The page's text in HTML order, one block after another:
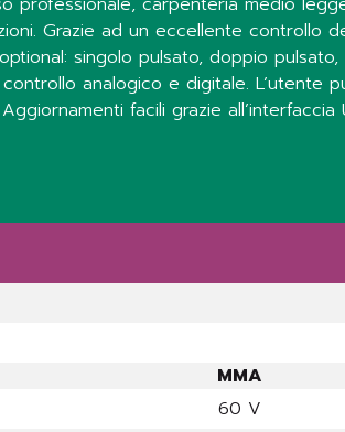
Grazie ad un eccellente controllo
singolo pulsato, doppio
analogico e digitale.
facili grazie all’interfaccia
MMA
60 V